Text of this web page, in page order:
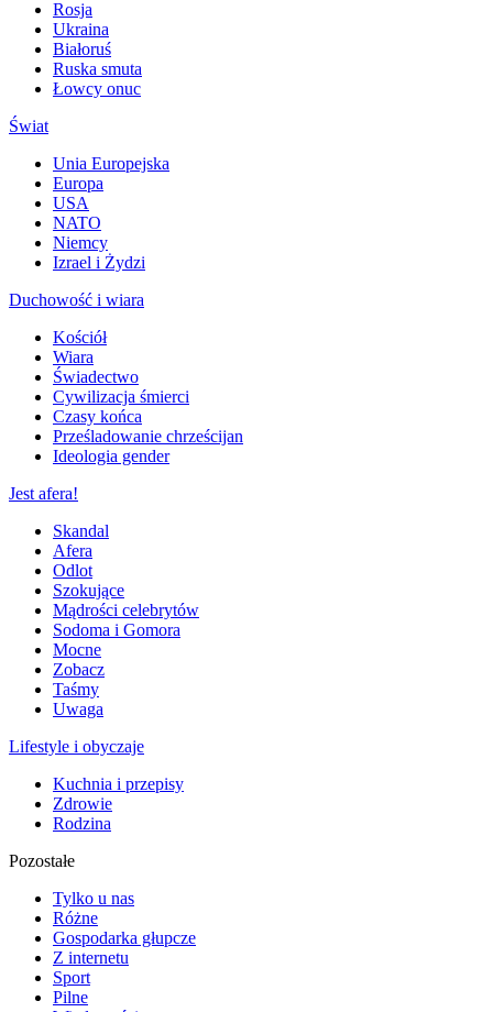
Rosja
Ukraina
Białoruś
Ruska smuta
Łowcy onuc
Świat
Unia Europejska
Europa
USA
NATO
Niemcy
Izrael i Żydzi
Duchowość i wiara
Kościół
Wiara
Świadectwo
Cywilizacja śmierci
Czasy końca
Prześladowanie chrześcijan
Ideologia gender
Jest afera!
Skandal
Afera
Odlot
Szokujące
Mądrości celebrytów
Sodoma i Gomora
Mocne
Zobacz
Taśmy
Uwaga
Lifestyle i obyczaje
Kuchnia i przepisy
Zdrowie
Rodzina
Pozostałe
Tylko u nas
Różne
Gospodarka głupcze
Z internetu
Sport
Pilne